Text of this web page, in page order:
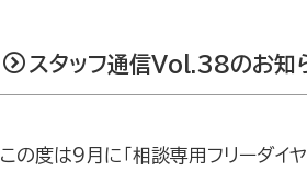
スタッフ通信Vol.38のお
この度は9月に「相談専用フリーダイ